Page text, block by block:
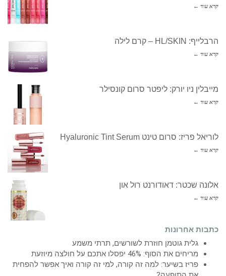
קרא עוד ←
הרבלייף: HL/SKIN – קרם לילה
קרא עוד ←
מייבלין ניו יורק: ליפטר סרום קונסילר
קרא עוד ←
לוריאל פריז: סרום טינט Hyaluronic Tint Serum
קרא עוד ←
אלונה שכטר: דאודורנט רול און
קרא עוד ←
כתבות אחרונות
גלית גוטמן חוזרת לשורשים, תרתי משמע
מריחים את הסוף: 46% יפסלו אתכם על חולצה מיוזעת
פריז בשיער: למה זה קורה, למי זה קורה ואיך אפשר להפחית